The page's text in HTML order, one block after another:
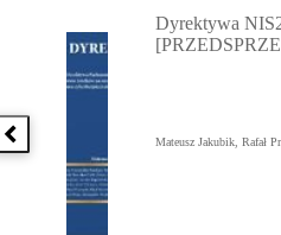
Poprzednia książka
Dyrektywa
Mateusz Jakubik, Rafał